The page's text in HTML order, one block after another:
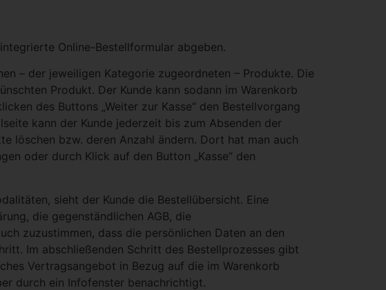
Online-Bestellformular abgeben.
– der jeweiligen Kategorie zugeordneten – Produkte. Die
Produkt. Der Kunde kann sodann im Warenkorb
des Buttons „Weiter zur Kasse“ den Bestellvorgang
kann der Kunde jederzeit bis zum Absenden der
löschen bzw. deren Anzahl ändern. Dort hat man auch
oder durch Klick auf den Button „Kasse“ den
sieht der Kunde die Bestellübersicht. Eine
die gegenständlichen AGB, die
zuzustimmen, dass die persönlichen Daten an den
Im abschließenden Schritt des Bestellprozesses gibt
Vertragsangebot in Bezug auf die im Warenkorb
durch ein Infofenster benachrichtigt.